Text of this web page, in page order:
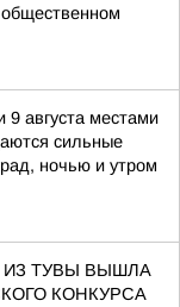
общественном
9 августа местами
сильные
ночью и утром
ИЗ ТУВЫ ВЫШЛА
КОНКУРСА